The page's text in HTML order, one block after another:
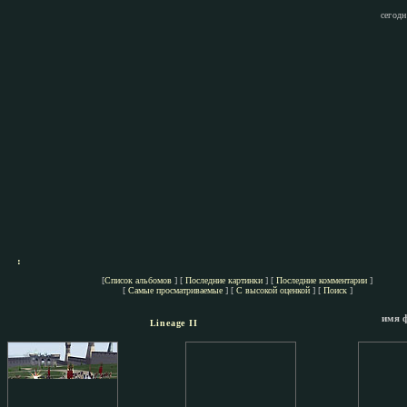
:
[Список альбомов ] [ Последние картинки ] [ Последние комментарии ]
[ Самые просматриваемые] [ С высокой оценкой] [ Поиск]
Lineage II имя